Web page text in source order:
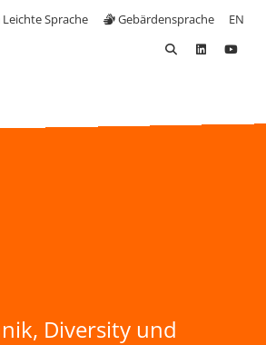
Leichte Sprache Gebärdensprache EN
Diversity und